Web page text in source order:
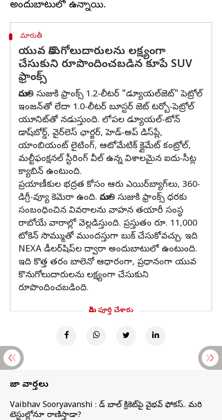
మారుతీ
యువ కొనుగోలుదారులను లక్ష్యంగా
చేసుకుని రూపొందించబడిన కూపే SUV
ఫ్రాంక్స్‌
మారుతి సుజుకి ఫ్రాంక్స్ 1.2-లీటర్ "డ్యూయల్‌జెట్" పెట్రోల్
ఇంజన్‌తో లేదా 1.0-లీటర్ బూస్టర్ జెట్ టర్బో-పెట్రోల్
యూనిట్‌తో నడుస్తుంది. లోపల డ్యూయల్-టోన్
డాష్‌బోర్డ్, వైర్‌లెస్ ఛార్జర్, హెడ్-అప్ డిస్‌ప్లే,
యాంబియంట్ లైటింగ్, ఆటోమేటిక్ క్లైమేట్ కంట్రోల్,
మల్టీఫంక్షనల్ స్టీరింగ్ వీల్‌ ఉన్న విశాలమైన ఐదు-సీట్ల
క్యాబిన్‌ ఉంటుంది.
ప్రయాణీకుల భద్రత కోసం ఆరు ఎయిర్‌బ్యాగ్‌లు, 360-
డిగ్రీ-వ్యూ కెమెరా ఉంది. మారుతి సుజుకి ఫ్రాంక్స్ ధరకు
సంబంధించిన వివరాలను వాహన తయారీ సంస్థ
రాబోయే వారాల్లో వెల్లడిస్తుంది. ప్రస్తుతం రూ. 11,000
టోకెన్‌ సొమ్ముతో ముందస్తుగా బుక్ చేసుకోవచ్చు. ఇది
NEXA డీలర్‌షిప్‌ల ద్వారా అందుబాటులో ఉంటుంది.
ఇది కొత్త తరం బాలెనో ఆధారంగా, ప్రధానంగా యువ
కొనుగోలుదారులను లక్ష్యంగా చేసుకుని
రూపొందించబడింది.
మీరు పూర్తి చేశారు
తాజా వార్తలు
Vaibhav Sooryavanshi : రెడ్ బాల్ క్రికెట్‌పై వైభవ్ ఫోకస్.. మరి
టెస్టుల్లోనూ రాణిస్తాడా?